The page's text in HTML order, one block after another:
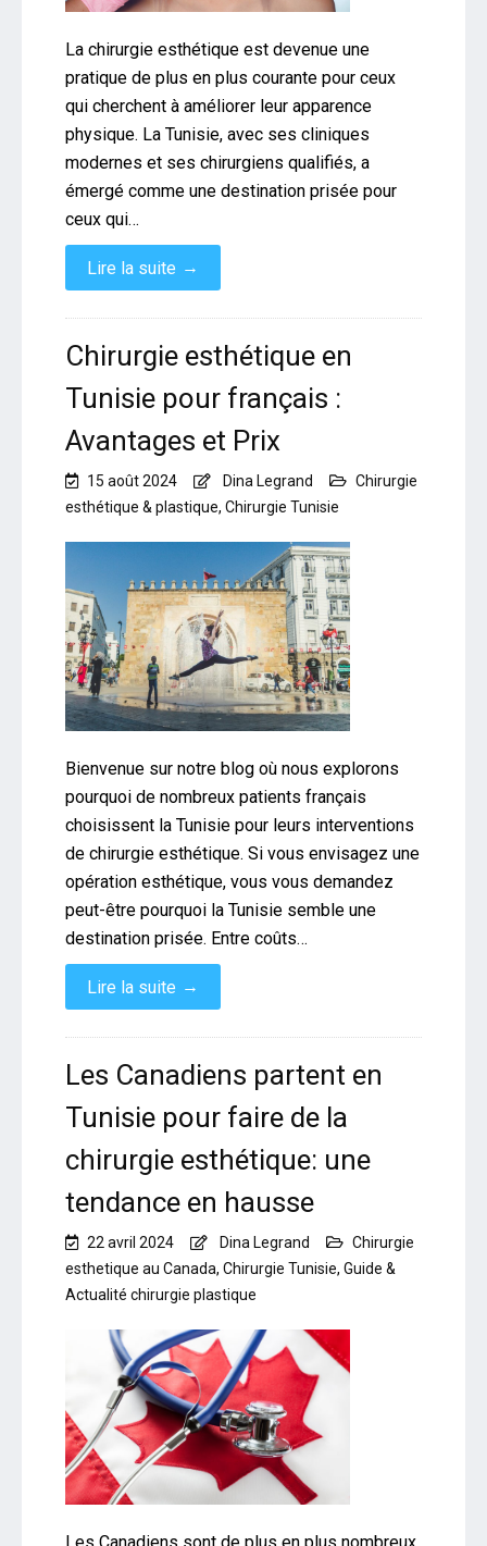
La chirurgie esthétique est devenue une
pratique de plus en plus courante pour ceux
qui cherchent à améliorer leur apparence
physique. La Tunisie, avec ses cliniques
modernes et ses chirurgiens qualifiés, a
émergé comme une destination prisée pour
ceux qui…
Lire la suite →
Chirurgie esthétique en
Tunisie pour français :
Avantages et Prix
15 août 2024 Dina Legrand
Chirurgie
esthétique & plastique, Chirurgie Tunisie
Bienvenue sur notre blog où nous explorons
pourquoi de nombreux patients français
choisissent la Tunisie pour leurs interventions
de chirurgie esthétique. Si vous envisagez une
opération esthétique, vous vous demandez
peut-être pourquoi la Tunisie semble une
destination prisée. Entre coûts…
Lire la suite →
Les Canadiens partent en
Tunisie pour faire de la
chirurgie esthétique: une
tendance en hausse
22 avril 2024 Dina Legrand
Chirurgie
esthetique au Canada, Chirurgie Tunisie, Guide &
Actualité chirurgie plastique